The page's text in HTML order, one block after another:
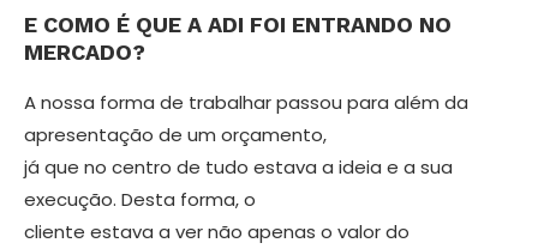
E COMO É QUE A ADI FOI ENTRANDO NO
MERCADO?
A nossa forma de trabalhar passou para além da
apresentação de um orça­mento,
já que no centro de tudo estava a ideia e a sua
execução. Desta forma, o
cliente estava a ver não apenas o valor do